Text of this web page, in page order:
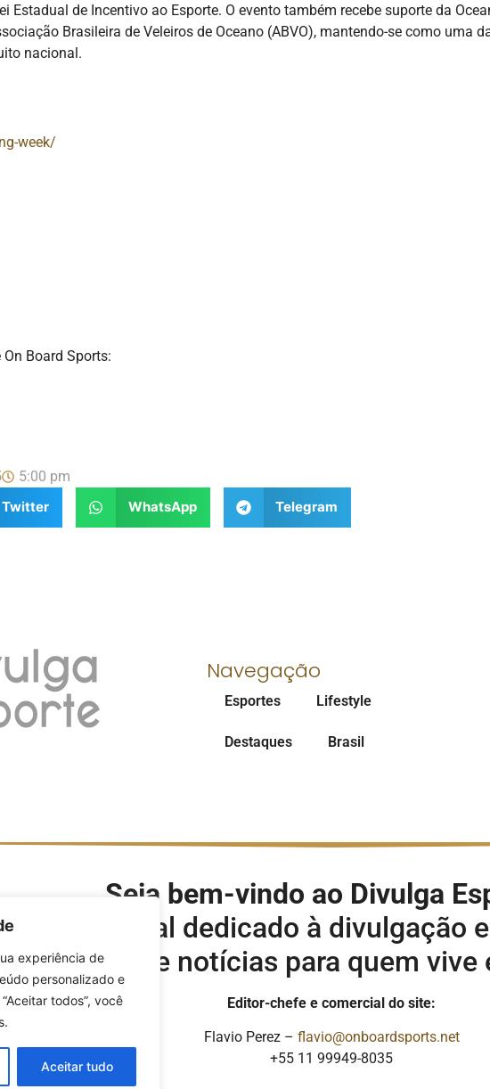
experiência de
personalizado e
todos”, você
Aceitar tudo
Estadual de Incentivo ao Esporte. O evento também recebe suporte da
Brasileira de Veleiros de Oceano (ABVO), mantendo-se como uma
nacional.
week/
Board Sports:
5:00 pm
Twitter WhatsApp Telegram
Navegação
Esportes Lifestyle
Destaques Brasil
Seja bem-vindo ao Divulga
é um portal dedicado à divulgação
eventos e notícias para quem
Editor-chefe e comercial do site:
Flavio Perez – flavio@onboardsports.net
+55 11 99949-8035